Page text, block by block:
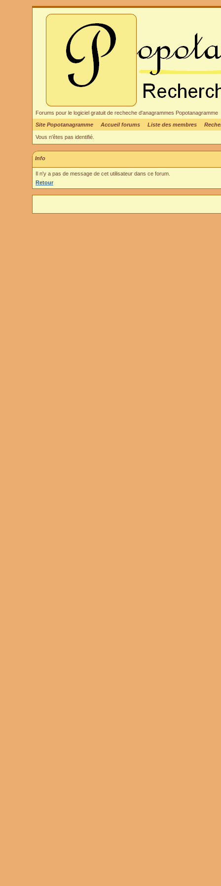
Forums pour le logiciel gratuit de recheche d'anagrammes Popotanagramme
Site Popotanagramme
Accueil forums Liste des membres
Vous n'êtes pas identifié.
Info
Il n'y a pas de message de cet utilisateur dans ce forum.
Retour